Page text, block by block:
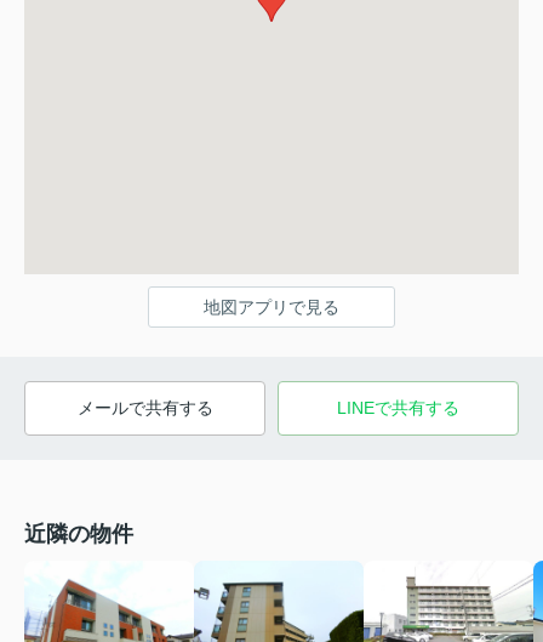
地図アプリで見る
メールで共有する LINEで共有する
近隣の物件